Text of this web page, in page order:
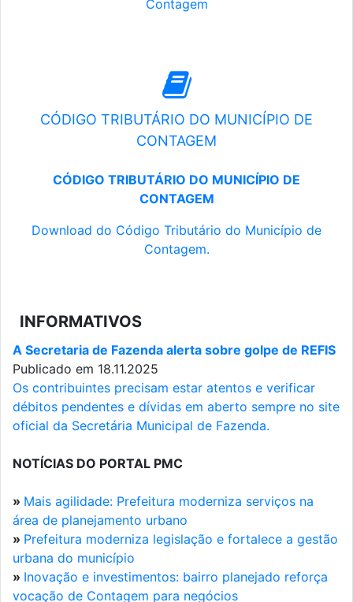
Contagem
CÓDIGO TRIBUTÁRIO DO MUNICÍPIO DE
CONTAGEM
CÓDIGO TRIBUTÁRIO DO MUNICÍPIO DE
CONTAGEM
Download do Código Tributário do Município de
Contagem.
INFORMATIVOS
A Secretaria de Fazenda alerta sobre golpe de REFIS
Publicado em 18.11.2025
Os contribuintes precisam estar atentos e verificar
débitos pendentes e dívidas em aberto sempre no site
oficial da Secretária Municipal de Fazenda.
NOTÍCIAS DO PORTAL PMC
» Mais agilidade: Prefeitura moderniza serviços na
área de planejamento urbano
» Prefeitura moderniza legislação e fortalece a gestão
urbana do município
» Inovação e investimentos: bairro planejado reforça
vocação de Contagem para negócios